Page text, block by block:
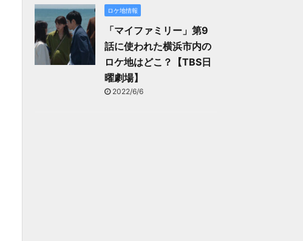
ロケ地情報
「マイファミリー」第9
話に使われた横浜市内の
ロケ地はどこ？【TBS日
曜劇場】
2022/6/6